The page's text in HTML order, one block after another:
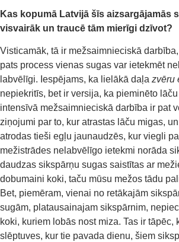
Kas kopumā Latvijā šīs aizsargājamās
visvairāk un traucē tām mierīgi dzīvot?
Visticamāk, tā ir mežsaimnieciskā
pats process vienas sugas var ietekmēt
labvēlīgi. Iespējams, ka lielākā daļa zvēru
nepiekritīs, bet ir versija, ka pieminēto
intensīvā mežsaimnieciskā darbība ir pat
ziņojumi par to, kur atrastas lāču migas,
atrodas tieši egļu jaunaudzēs, kur viegli
mežistrādes nelabvēlīgo ietekmi norāda
daudzas sikspārņu sugas saistītas ar
dobumaini koki, taču mūsu mežos tādu
Bet, piemēram, vienai no retākajām
sugām, platausainajam sikspārnim,
koki, kuriem lobās nost miza. Tas ir tāpēc,
slēptuves, kur tie pavada dienu, šiem